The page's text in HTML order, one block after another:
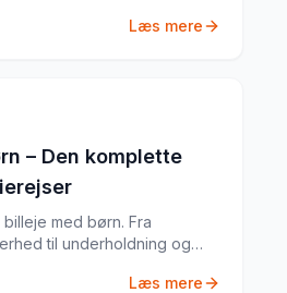
landsbyer, Kyststrækninger
Læs mere
– Den komplette
med børn. Fra
til underholdning og
Læs mere